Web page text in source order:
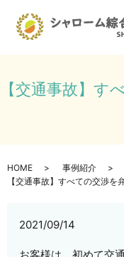
【交通事故】す
HOME
事例紹介
【交通事故】すべての交渉を
2021/09/14